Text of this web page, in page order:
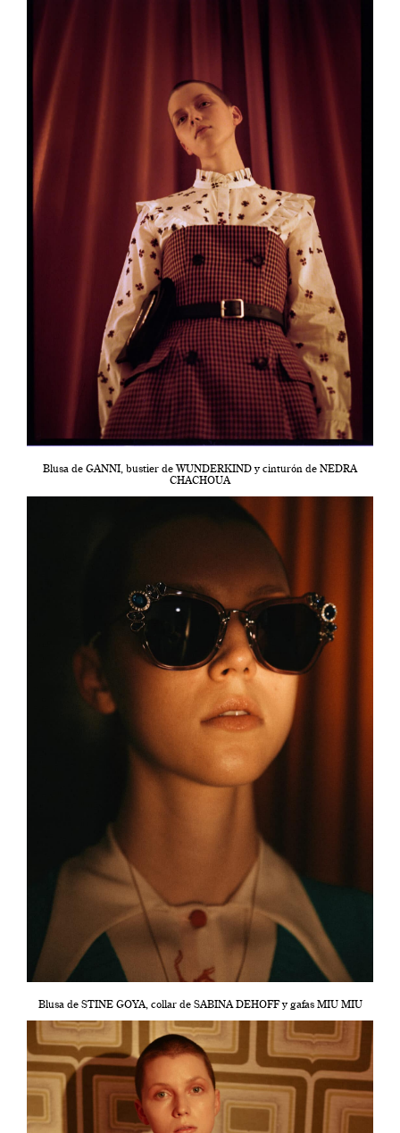
Blusa de GANNI, bustier de WUNDERKIND y cinturón de NEDRA
CHACHOUA
Blusa de STINE GOYA, collar de SABINA DEHOFF y gafas MIU MIU